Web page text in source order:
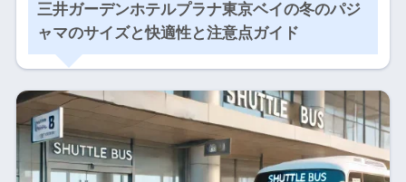
三井ガーデンホテルプラナ東京ベイの冬のパジ
ャマのサイズと快適性と注意点ガイド